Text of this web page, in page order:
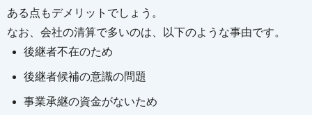
ある点もデメリットでしょう。
なお、会社の清算で多いのは、以下のような事由です。
後継者不在のため
後継者候補の意識の問題
事業承継の資金がないため